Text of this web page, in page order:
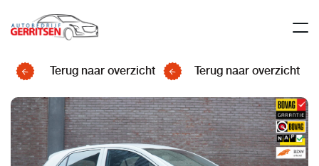
Terug naar overzicht Terug naar overzicht